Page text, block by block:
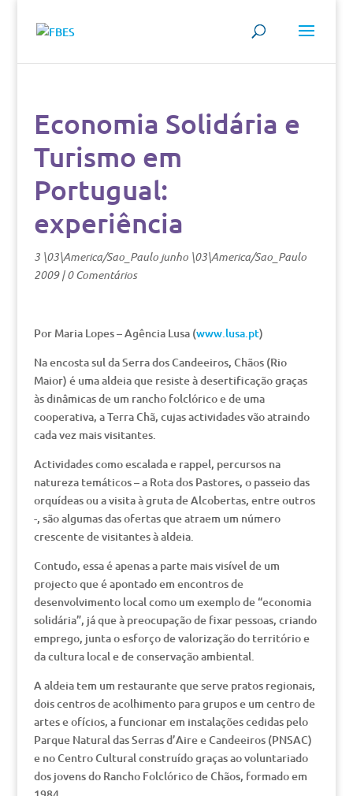
Economia Solidária e
Turismo em
Portugual:
experiência
3 \03\America/Sao_Paulo junho \03\America/Sao_Paulo
2009|0 Comentários
Por Maria Lopes – Agência Lusa (www.lusa.pt)
Na encosta sul da Serra dos Candeeiros, Chãos (Rio
Maior) é uma aldeia que resiste à desertificação graças
às dinâmicas de um rancho folclórico e de uma
cooperativa, a Terra Chã, cujas actividades vão atraindo
cada vez mais visitantes.
Actividades como escalada e rappel, percursos na
natureza temáticos – a Rota dos Pastores, o passeio das
orquídeas ou a visita à gruta de Alcobertas, entre outros
-, são algumas das ofertas que atraem um número
crescente de visitantes à aldeia.
Contudo, essa é apenas a parte mais visível de um
projecto que é apontado em encontros de
desenvolvimento local como um exemplo de “economia
solidária”, já que à preocupação de fixar pessoas, criando
emprego, junta o esforço de valorização do território e
da cultura local e de conservação ambiental.
A aldeia tem um restaurante que serve pratos regionais,
dois centros de acolhimento para grupos e um centro de
artes e ofícios, a funcionar em instalações cedidas pelo
Parque Natural das Serras d’Aire e Candeeiros (PNSAC)
e no Centro Cultural construído graças ao voluntariado
dos jovens do Rancho Folclórico de Chãos, formado em